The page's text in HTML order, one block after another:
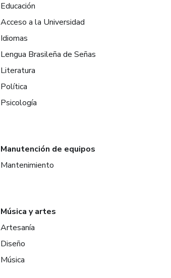
Educación
Acceso a la Universidad
Idiomas
Lengua Brasileña de Señas
Literatura
Política
Psicología
Manutención de equipos
Mantenimiento
Música y artes
Artesanía
Diseño
Música